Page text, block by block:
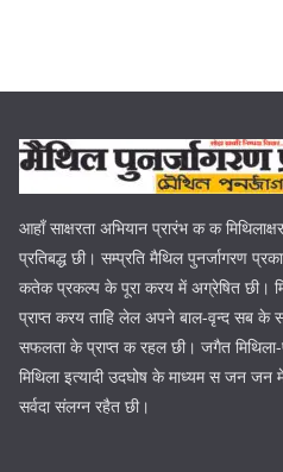
आहाँ साक्षरता अभियान प्रारंभ क क
प्रतिबद्ध छी। सम्प्रति मैथिल पुनर्जागरण
कतेक प्रकल्प के पूरा करय में अग्रेषित छी।
प्राप्त करय ताहि लेल अपने बाल-वृन्द सब के
सफलता के प्राप्त क रहल छी। जगैत
मिथिला इत्यादी उदघोष के माध्यम स जन
सर्वदा संलग्न रहैत छी।